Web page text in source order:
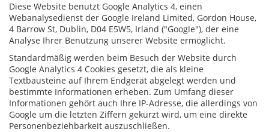
Diese Website benutzt Google Analytics 4, einen
Webanalysedienst der Google Ireland Limited, Gordon House,
4 Barrow St, Dublin, D04 E5W5, Irland ("Google"), der eine
Analyse Ihrer Benutzung unserer Website ermöglicht.
Standardmäßig werden beim Besuch der Website durch
Google Analytics 4 Cookies gesetzt, die als kleine
Textbausteine auf Ihrem Endgerät abgelegt werden und
bestimmte Informationen erheben. Zum Umfang dieser
Informationen gehört auch Ihre IP-Adresse, die allerdings von
Google um die letzten Ziffern gekürzt wird, um eine direkte
Personenbeziehbarkeit auszuschließen.